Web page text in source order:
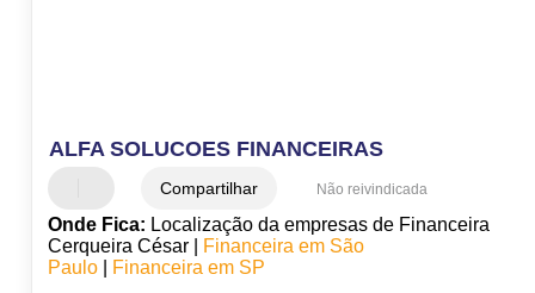
ALFA SOLUCOES FINANCEIRAS
Compartilhar Não reivindicada
Onde Fica: Localização da empresas de Financeira
Cerqueira César |
Financeira em São
Paulo|
Financeira em SP